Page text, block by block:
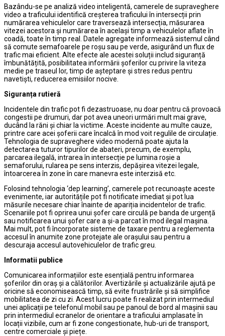
Bazându-se pe analiză video inteligentă, camerele de supraveghere
video a traficului identifică creșterea traficului în intersecții prin
numărarea vehiculelor care traversează intersecția, măsurarea
vitezei acestora și numărarea în același timp a vehiculelor aflate în
coadă, toate în timp real. Datele agregate informează sistemul când
să comute semafoarele pe roșu sau pe verde, asigurând un flux de
trafic mai eficient. Alte efecte ale acestei soluții includ siguranță
îmbunătățită, posibilitatea informării șoferilor cu privire la viteza
medie pe traseul lor, timp de așteptare și stres redus pentru
navetiști, reducerea emisiilor nocive.
Siguranța rutieră
Incidentele din trafic pot fi dezastruoase, nu doar pentru că provoacă
congestii pe drumuri, dar pot avea uneori urmări mult mai grave,
ducând la răni și chiar la victime. Aceste incidente au multe cauze,
printre care acei șoferii care încalcă în mod voit regulile de circulație.
Tehnologia de supraveghere video modernă poate ajuta la
detectarea tuturor tipurilor de abateri, precum, de exemplu,
parcarea ilegală, intrarea în intersecție pe lumina roșie a
semaforului, rularea pe sens interzis, depășirea vitezei legale,
întoarcerea în zone în care manevra este interzisă etc.
Folosind tehnologia ‘dep learning’, camerele pot recunoaște aceste
evenimente, iar autoritățile pot fi notificate imediat și pot lua
măsurile necesare chiar înainte de apariția incidentelor de trafic.
Scenariile pot fi oprirea unui șofer care circulă pe banda de urgență
sau notificarea unui șofer care a și-a parcat în mod ilegal mașina.
Mai mult, pot fi încorporate sisteme de taxare pentru a reglementa
accesul în anumite zone protejate ale orașului sau pentru a
descuraja accesul autovehiculelor de trafic greu.
Informatii publice
Comunicarea informațiilor este esențială pentru informarea
șoferilor din oraș și a călătorilor. Avertizările și actualizările ajută pe
oricine să economisească timp, să evite frustrările și să simplifice
mobilitatea de zi cu zi. Acest lucru poate fi realizat prin intermediul
unei aplicații pe telefonul mobil sau pe panoul de bord al mașinii sau
prin intermediul ecranelor de orientare a traficului amplasate în
locații vizibile, cum ar fi zone congestionate, hub-uri de transport,
centre comerciale și piețe.